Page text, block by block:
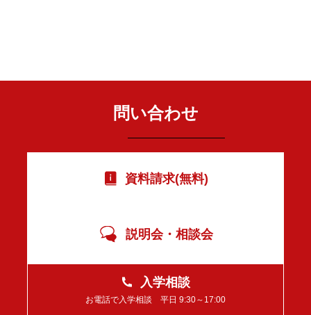
問い合わせ
資料請求(無料)
説明会・相談会
入学相談
お電話で入学相談 平日 9:30～17:00